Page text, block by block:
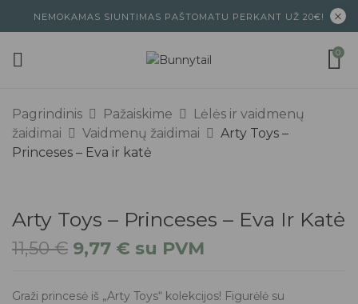
NEMOKAMAS SIUNTIMAS PAŠTOMATU PERKANT UŽ 20€!
0
Pagrindinis Pažaiskime
Lėlės ir vaidmenų
žaidimai
Vaidmenų žaidimai
Arty Toys –
Princeses – Eva ir katė
Arty Toys – Princeses – Eva Ir Katė
11,50€ 9,77 € su PVM
Graži princesė iš „Arty Toys“ kolekcijos! Figurėlė su